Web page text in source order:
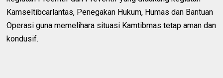
Kamseltibcarlantas, Penegakan Hukum, Humas dan Bantuan
Operasi guna memelihara situasi Kamtibmas tetap aman dan
kondusif.